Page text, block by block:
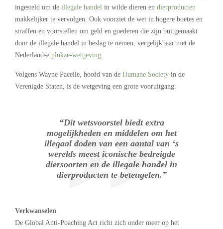
ingesteld om de illegale handel in wilde dieren en dierproducten
makkelijker te vervolgen. Ook voorziet de wet in hogere boetes en
straffen en voorstellen om geld en goederen die zijn buitgemaakt
door de illegale handel in beslag te nemen, vergelijkbaar met de
Nederlandse plukze-wetgeving
Volgens Wayne Pacelle, hoofd van de Humane Society in de
Verenigde Staten, is de wetgeving een grote vooruitgang:
“Dit wetsvoorstel biedt extra
mogelijkheden en middelen om het
illegaal doden van een aantal van ‘s
werelds meest iconische bedreigde
diersoorten en de illegale handel in
dierproducten te beteugelen.”
Verkwanselen
De Global Anti-Poaching Act richt zich onder meer op het